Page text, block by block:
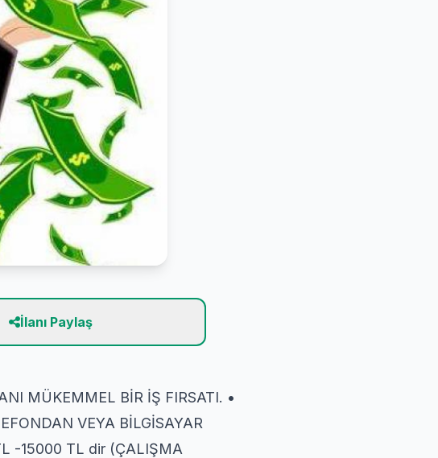
İlanı Paylaş
MÜKEMMEL BİR İŞ FIRSATI. •
VEYA BİLGİSAYAR
-15000 TL dir (ÇALIŞMA